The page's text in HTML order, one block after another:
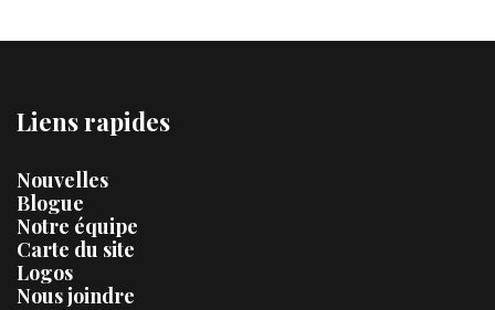
Liens rapides
Nouvelles
Blogue
Notre équipe
Carte du site
Logos
Nous joindre